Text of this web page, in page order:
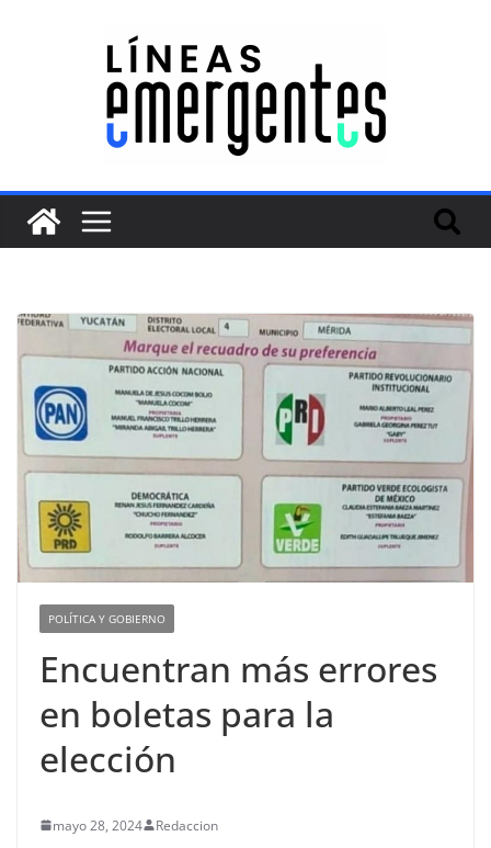
POLÍTICA Y GOBIERNO
Encuentran más errores
en boletas para la
elección
mayo 28, 2024 Redaccion